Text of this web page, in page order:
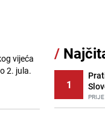
vijeća
2. jula.
/
1